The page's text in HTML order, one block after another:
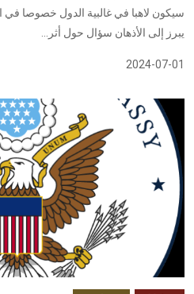
سيكون لاهبا في غالبية الدول خصوصا في
يبرز إلى الأذهان سؤال حول أثر...
2024-07-01